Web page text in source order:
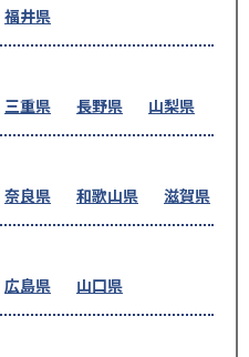
福井県
三重県 長野県 山梨県
奈良県 和歌山県 滋賀県
広島県 山口県